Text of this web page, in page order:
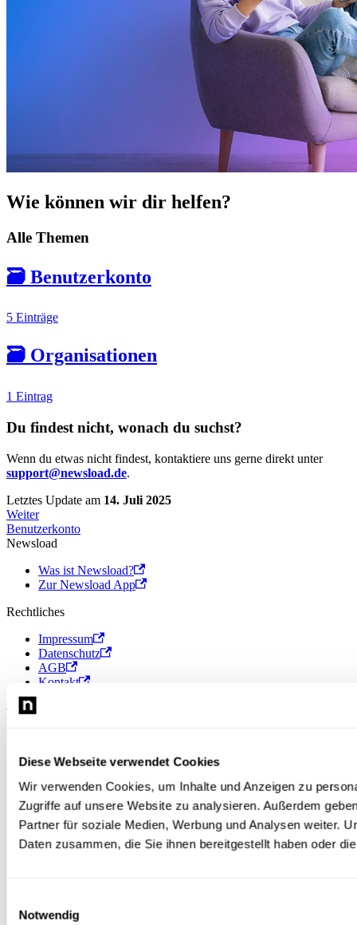
Diese Webseite verwendet Cookies
Wir verwenden Cookies, um Inhalte und Anzeigen zu
Zugriffe auf unsere Website zu analysieren. Außerdem
Partner für soziale Medien, Werbung und Analysen weiter.
Daten zusammen, die Sie ihnen bereitgestellt haben oder
Notwendig
Wie können wir dir helfen?
Alle Themen
🗃️ Benutzerkonto
5 Einträge
🗃️ Organisationen
1 Eintrag
Du findest nicht, wonach du suchst?
Wenn du etwas nicht findest, kontaktiere uns gerne direkt unter
support@newsload.de.
Letztes Update am 14. Juli 2025
Weiter
Benutzerkonto
Newsload
Was ist Newsload?
Zur Newsload App
Rechtliches
Impressum
Datenschutz
AGB
Kontakt
© 2026 Newsload, Newsload ist ein Produkt der Contiago GmbH.